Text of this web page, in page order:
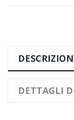
DETTAGLI